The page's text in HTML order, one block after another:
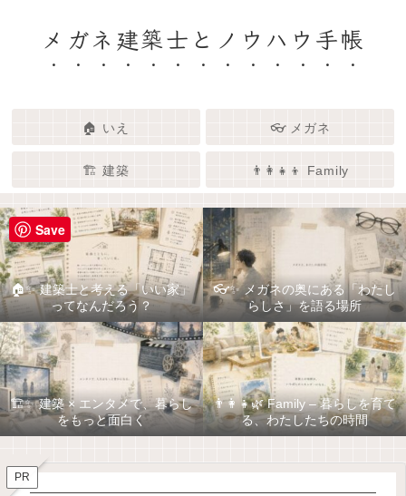
メガネ建築士とノウハウ手帳
🏠 いえ 👓 メガネ
🏗️ 建築 👨‍👩‍👧‍👦 Family
🏠✨ 建築士と考える「いい家」
ってなんだろう？
👓✨ メガネの奥にある「わたし
らしさ」を語る場所
🏗️✨ 建築 × エンタメで、暮らし
をもっと面白く
👨‍👩‍👧🌿 Family – 暮らしを育て
る、わたしたちの時間
PR
Save